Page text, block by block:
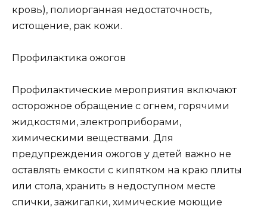
кровь), полиорганная недостаточность,
истощение, рак кожи.
Профилактика ожогов
Профилактические мероприятия включают
осторожное обращение с огнем, горячими
жидкостями, электроприборами,
химическими веществами. Для
предупреждения ожогов у детей важно не
оставлять емкости с кипятком на краю плиты
или стола, хранить в недоступном месте
спички, зажигалки, химические моющие